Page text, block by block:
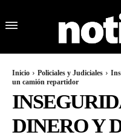
Inicio Policiales y Judiciales
un camión repartidor
DINERO Y